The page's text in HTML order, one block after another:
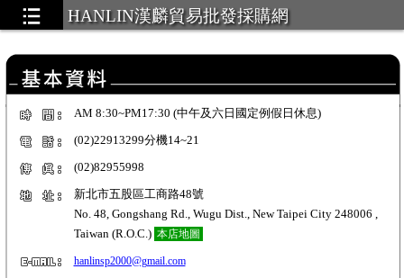
HANLIN漢麟貿易批發採購網
AM 8:30~PM17:30 (中午及六日國定例假日休息)
(02)22913299分機14~21
(02)82955998
新北市五股區工商路48號
No. 48, Gongshang Rd., Wugu Dist., New Taipei City 248006 ,
Taiwan (R.O.C.) 本店地圖
hanlinsp2000@gmail.com